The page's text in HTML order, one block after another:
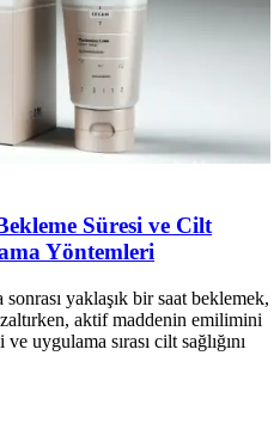
Süresi ve Cilt
Yöntemleri
yaklaşık bir saat beklemek,
aktif maddenin emilimini
uygulama sırası cilt sağlığını